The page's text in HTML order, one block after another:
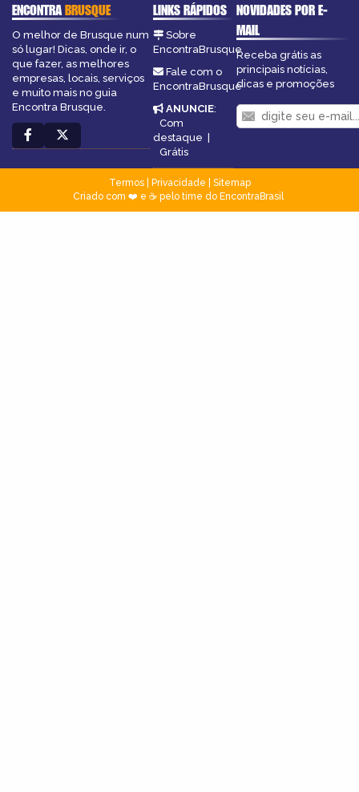
ENCONTRABRUSQUE
O melhor de Brusque num
só lugar! Dicas, onde ir, o
que fazer, as melhores
empresas, locais, serviços
e muito mais no guia
Encontra Brusque.
LINKS RÁPIDOS
Sobre
EncontraBrusque
Fale com o
EncontraBrusque
ANUNCIE:
Com
destaque |
Grátis
NOVIDADES POR E-
MAIL
Receba grátis as
principais notícias,
dicas e promoções
Termos| Privacidade
Sitemap
Criado com ❤️ e ☕ pelo time do EncontraBrasil